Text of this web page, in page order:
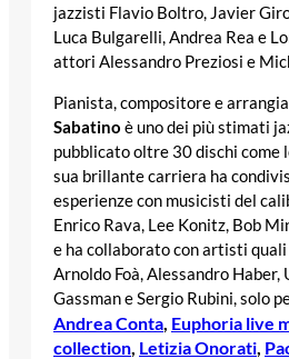
jazzisti Flavio Boltro, Javier
Luca Bulgarelli, Andrea Rea e
attori Alessandro Preziosi e
Pianista, compositore e
Sabatino è uno dei più stimati
pubblicato oltre 30 dischi come
sua brillante carriera ha
esperienze con musicisti del
Enrico Rava, Lee Konitz, Bob
e ha collaborato con artisti
Arnoldo Foà, Alessandro Haber,
Gassman e Sergio Rubini, solo
Andrea Conta, Euphoria live
collection, Letizia Onorati,